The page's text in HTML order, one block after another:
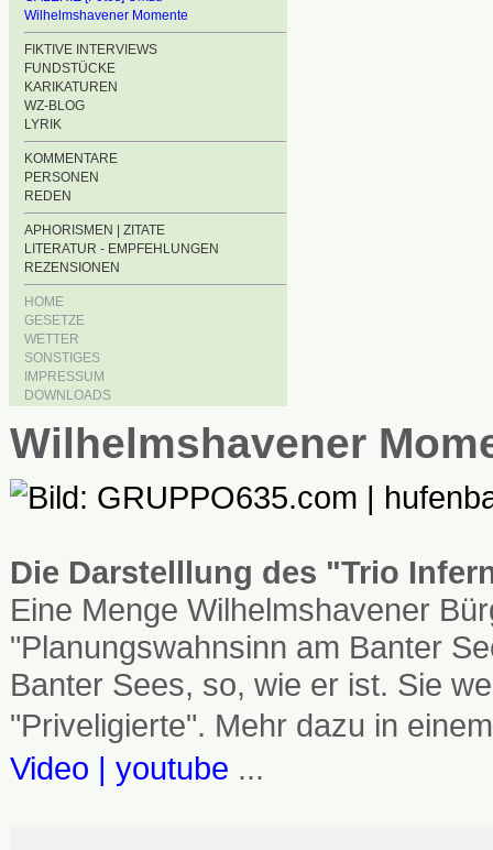
Wilhelmshavener Momente
FIKTIVE INTERVIEWS
FUNDSTÜCKE
KARIKATUREN
WZ-BLOG
LYRIK
KOMMENTARE
PERSONEN
REDEN
APHORISMEN | ZITATE
LITERATUR - EMPFEHLUNGEN
REZENSIONEN
HOME
GESETZE
WETTER
SONSTIGES
IMPRESSUM
DOWNLOADS
Wilhelmshavener
Die Darstelllung des "Trio
Eine Menge Wilhelmshavener
"Planungswahnsinn am Banter
Banter Sees, so, wie er ist. Sie
"Priveligierte". Mehr dazu in
Video | youtube ...